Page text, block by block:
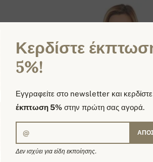
Κερδίστε
5%!
Εγγραφείτε στο newsletter και κερδίστε
έκπτωση 5% στην πρώτη σας αγορά.
Δεν ισχύει για είδη εκποίησης.